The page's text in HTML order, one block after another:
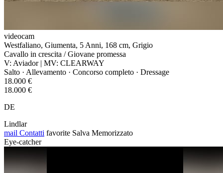
videocam
Westfaliano, Giumenta, 5 Anni, 168 cm, Grigio
Cavallo in crescita / Giovane promessa
V: Aviador | MV: CLEARWAY
Salto · Allevamento · Concorso completo · Dressage
18.000 €
18.000 €
DE
Lindlar
mail Contatti favorite Salva Memorizzato
Eye-catcher